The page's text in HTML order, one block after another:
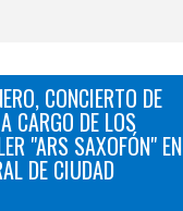
CONCIERTO DE
CARGO DE LOS
"ARS SAXOFÓN" EN
DE CIUDAD